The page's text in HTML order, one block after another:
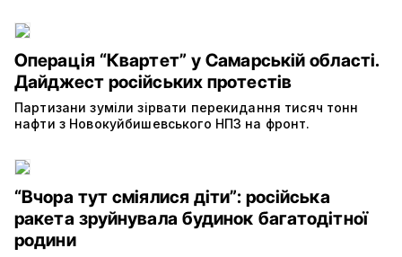
Операція “Квартет” у Самарській області.
Дайджест російських протестів
Партизани зуміли зірвати перекидання тисяч тонн
нафти з Новокуйбишевського НПЗ на фронт.
“Вчора тут сміялися діти”: російська
ракета зруйнувала будинок багатодітної
родини